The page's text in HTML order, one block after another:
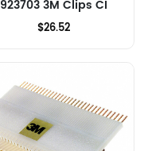
923703 3M Clips CI
$26.52